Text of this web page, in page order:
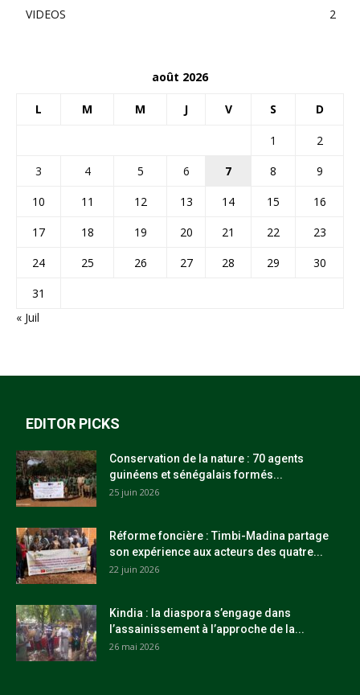
VIDEOS
2
août 2026
L M M J V S D
1
2
3
4 5 6 7 8
9
10
11 12 13 14 15
16
17
18 19 20 21 22
23
24
25 26 27 28 29
30
31
« Juil
EDITOR PICKS
Conservation de la nature : 70 agents
guinéens et sénégalais formés...
25 juin 2026
Réforme foncière : Timbi-Madina partage
son expérience aux acteurs des quatre...
22 juin 2026
Kindia : la diaspora s’engage dans
l’assainissement à l’approche de la...
26 mai 2026